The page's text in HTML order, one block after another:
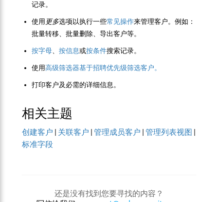
记录。
使用 更多选项以执行一些常见操作来管理客户。例如：
批量转移、批量删除、导出客户等。
按字母、 按信息或按条件搜索记录。
使用高级筛选器基于招聘优先级筛选客户。
打印客户及必需的详细信息。
相关主题
创建客户 | 关联客户 | 管理成员客户 | 管理列表视图 |
标准字段
还是没有找到您要寻找的内容？